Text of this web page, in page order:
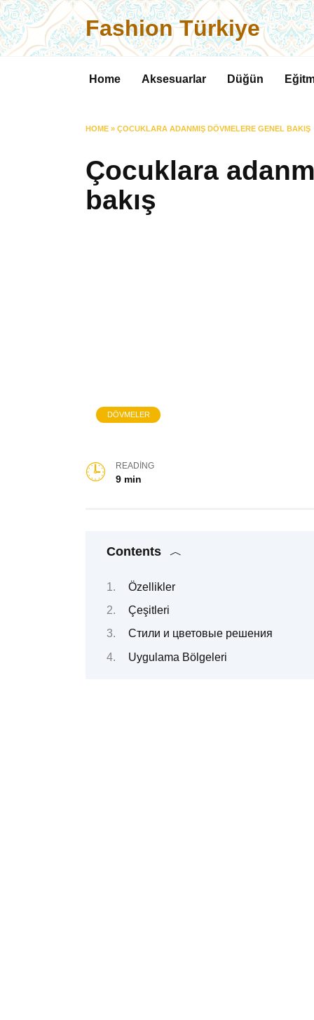
Skip
to
content
Fashion Türkiye
Home Aksesuarlar Düğün
HOME » ÇOCUKLARA ADANMIŞ DÖVMELERE GENEL BAKIŞ
Çocuklara
bakış
DÖVMELER
READING
9 min
Contents
Özellikler
Çeşitleri
Стили и цветовые решения
Uygulama Bölgeleri